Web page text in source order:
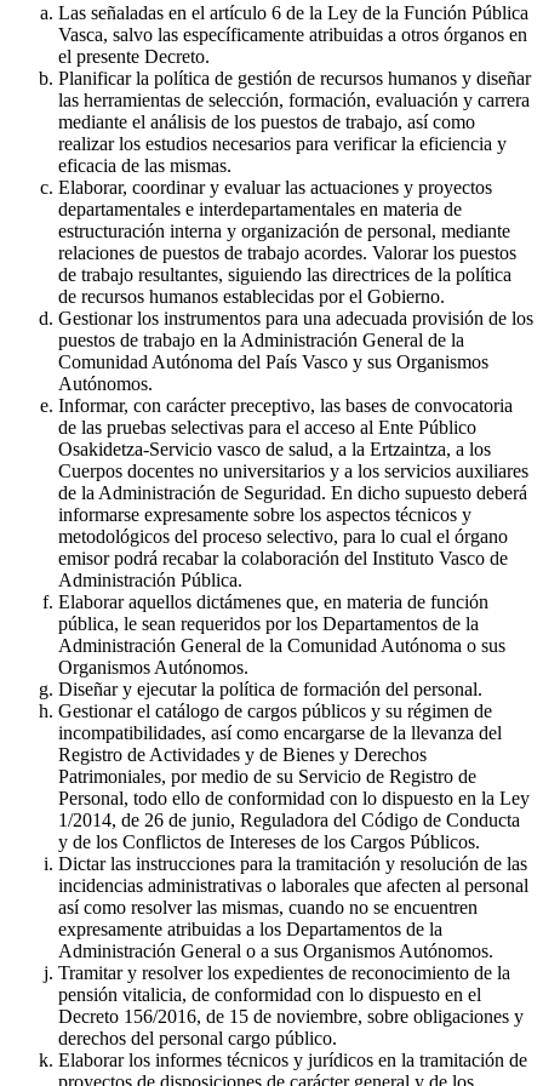
Las señaladas en el artículo 6 de la Ley de la Función Pública
Vasca, salvo las específicamente atribuidas a otros órganos en
el presente Decreto.
Planificar la política de gestión de recursos humanos y diseñar
las herramientas de selección, formación, evaluación y carrera
mediante el análisis de los puestos de trabajo, así como
realizar los estudios necesarios para verificar la eficiencia y
eficacia de las mismas.
Elaborar, coordinar y evaluar las actuaciones y proyectos
departamentales e interdepartamentales en materia de
estructuración interna y organización de personal, mediante
relaciones de puestos de trabajo acordes. Valorar los puestos
de trabajo resultantes, siguiendo las directrices de la política
de recursos humanos establecidas por el Gobierno.
Gestionar los instrumentos para una adecuada provisión de los
puestos de trabajo en la Administración General de la
Comunidad Autónoma del País Vasco y sus Organismos
Autónomos.
Informar, con carácter preceptivo, las bases de convocatoria
de las pruebas selectivas para el acceso al Ente Público
Osakidetza-Servicio vasco de salud, a la Ertzaintza, a los
Cuerpos docentes no universitarios y a los servicios auxiliares
de la Administración de Seguridad. En dicho supuesto deberá
informarse expresamente sobre los aspectos técnicos y
metodológicos del proceso selectivo, para lo cual el órgano
emisor podrá recabar la colaboración del Instituto Vasco de
Administración Pública.
Elaborar aquellos dictámenes que, en materia de función
pública, le sean requeridos por los Departamentos de la
Administración General de la Comunidad Autónoma o sus
Organismos Autónomos.
Diseñar y ejecutar la política de formación del personal.
Gestionar el catálogo de cargos públicos y su régimen de
incompatibilidades, así como encargarse de la llevanza del
Registro de Actividades y de Bienes y Derechos
Patrimoniales, por medio de su Servicio de Registro de
Personal, todo ello de conformidad con lo dispuesto en la Ley
1/2014, de 26 de junio, Reguladora del Código de Conducta
y de los Conflictos de Intereses de los Cargos Públicos.
Dictar las instrucciones para la tramitación y resolución de las
incidencias administrativas o laborales que afecten al personal
así como resolver las mismas, cuando no se encuentren
expresamente atribuidas a los Departamentos de la
Administración General o a sus Organismos Autónomos.
Tramitar y resolver los expedientes de reconocimiento de la
pensión vitalicia, de conformidad con lo dispuesto en el
Decreto 156/2016, de 15 de noviembre, sobre obligaciones y
derechos del personal cargo público.
Elaborar los informes técnicos y jurídicos en la tramitación de
proyectos de disposiciones de carácter general y de los